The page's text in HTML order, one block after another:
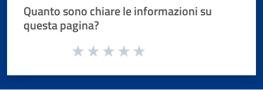
Quanto sono chiare le informazioni su
questa pagina?
Valuta da 1 a 5 stelle la pagina